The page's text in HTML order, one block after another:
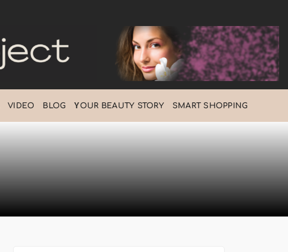
VIDEO BLOG ΥOUR BEAUTY STORY SMART SHOPPING